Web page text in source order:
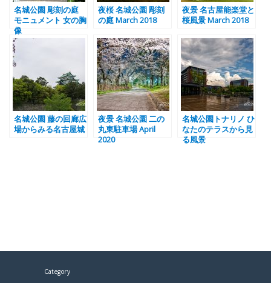
名城公園 彫刻の庭
モニュメント 女の胸
像
夜桜 名城公園 彫刻
の庭 March 2018
夜景 名古屋能楽堂と
桜風景 March 2018
名城公園 藤の回廊広
場からみる名古屋城
夜景 名城公園 二の
丸東駐車場 April
2020
名城公園トナリノ ひ
なたのテラスから見
る風景
Category